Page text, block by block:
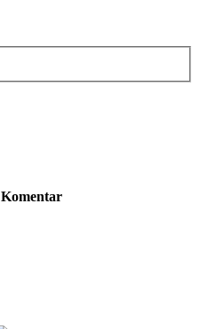
pada
Komentar